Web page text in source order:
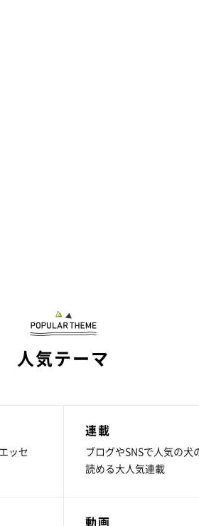
人気テーマ
ッセ
連載
ブログやSNSで人気の
読める大人気連載
動画